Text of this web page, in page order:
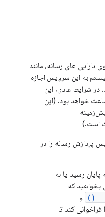
دارایی های رسانه، مانند
به این سرویس اجازه
شرایط عادی، این
زمانی 6 ساعت از هر 24 ساعت خواهد بود. (این
است.)
پردازش رسانه را در
رسید یا به
که
و
فراخوانی کند تا